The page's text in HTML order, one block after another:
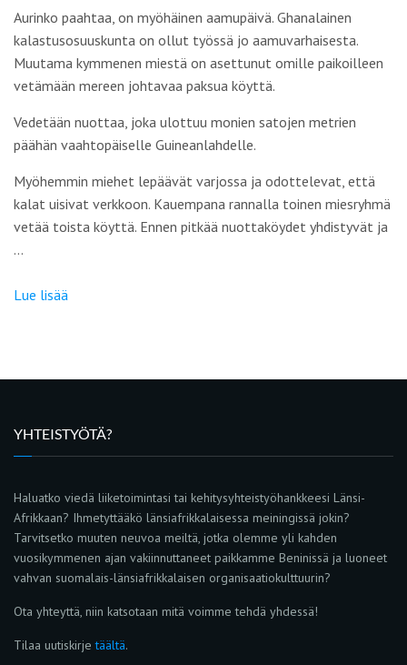
Aurinko paahtaa, on myöhäinen aamupäivä. Ghanalainen
kalastusosuuskunta on ollut työssä jo aamuvarhaisesta.
Muutama kymmenen miestä on asettunut omille paikoilleen
vetämään mereen johtavaa paksua köyttä.
Vedetään nuottaa, joka ulottuu monien satojen metrien
päähän vaahtopäiselle Guineanlahdelle.
Myöhemmin miehet lepäävät varjossa ja odottelevat, että
kalat uisivat verkkoon. Kauempana rannalla toinen miesryhmä
vetää toista köyttä. Ennen pitkää nuottaköydet yhdistyvät ja
…
Lue lisää
YHTEISTYÖTÄ?
Haluatko viedä liiketoimintasi tai kehitysyhteistyöhankkeesi Länsi-
Afrikkaan? Ihmetyttääkö länsiafrikkalaisessa meiningissä jokin?
Tarvitsetko muuten neuvoa meiltä, jotka olemme yli kahden
vuosikymmenen ajan vakiinnuttaneet paikkamme Beninissä ja luoneet
vahvan suomalais-länsiafrikkalaisen organisaatiokulttuurin?
Ota yhteyttä, niin katsotaan mitä voimme tehdä yhdessä!
Tilaa uutiskirjetäältä.